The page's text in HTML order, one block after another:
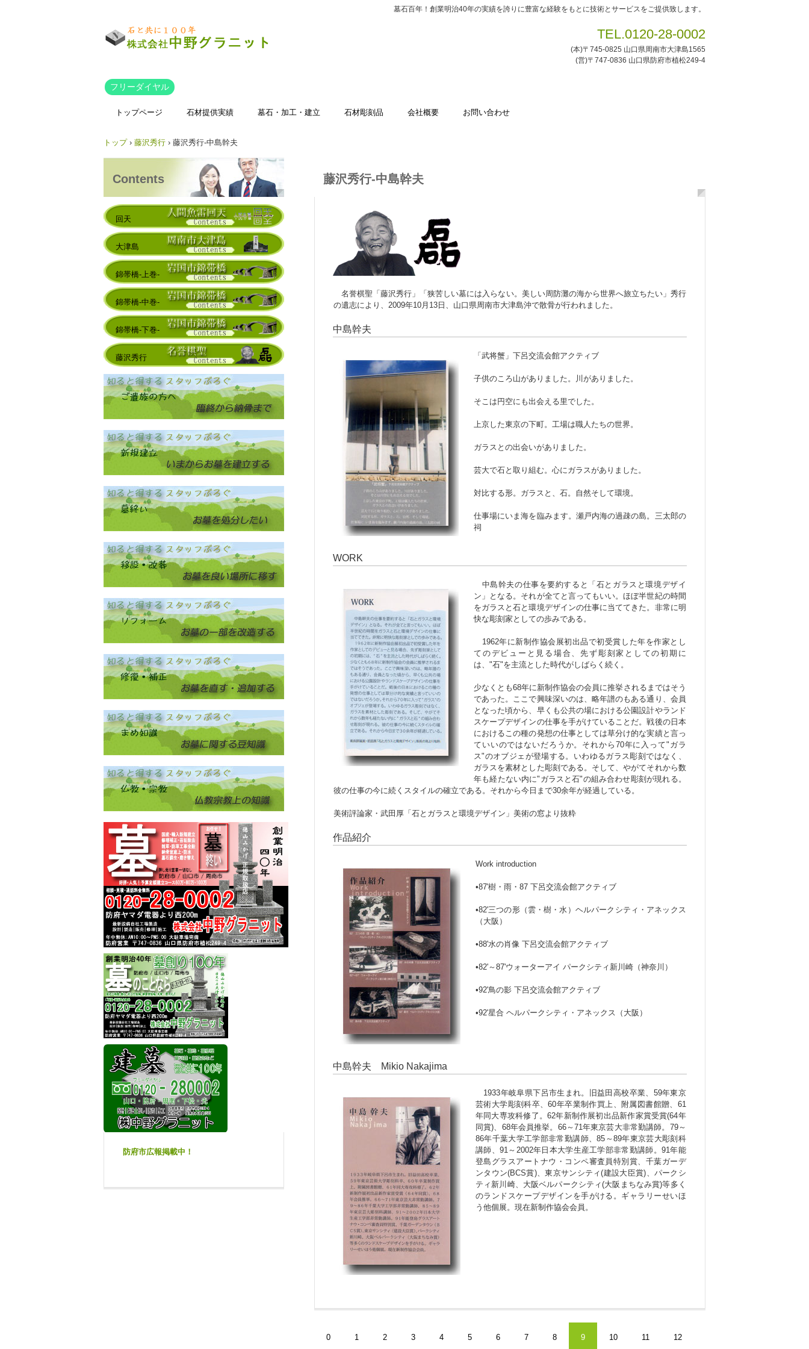
墓石百年！創業明治40年の実績を誇りに豊富な経験をもとに技術とサービスをご提供致します。
TEL.0120-28-0002
(本)〒745-0825 山口県周南市大津島1565
(営)〒747-0836 山口県防府市植松249-4
フリーダイヤル
トップページ 石材提供実績 墓石・加工・建立 石材彫刻品 会社概要 お問い合わせ
トップ › 藤沢秀行 › 藤沢秀行-中島幹夫
藤沢秀行-中島幹夫
名誉棋聖「藤沢秀行」「狭苦しい墓には入らない。美しい周防灘の海から世界へ旅立ちたい」秀行
の遺志により、2009年10月13日、山口県周南市大津島沖で散骨が行われました。
中島幹夫
「武将蟹」下呂交流会館アクティブ
子供のころ山がありました。川がありました。
そこは円空にも出会える里でした。
上京した東京の下町。工場は職人たちの世界。
ガラスとの出会いがありました。
芸大で石と取り組む。心にガラスがありました。
対比する形。ガラスと、石。自然そして環境。
仕事場にいま海を臨みます。瀬戸内海の過疎の島。三太郎の
祠
WORK
中島幹夫の仕事を要約すると「石とガラスと環境デザイ
ン」となる。それが全てと言ってもいい。ほぼ半世紀の時間
をガラスと石と環境デザインの仕事に当ててきた。非常に明
快な彫刻家としての歩みである。
1962年に新制作協会展初出品で初受賞した年を作家とし
てのデビューと見る場合、先ず彫刻家としての初期に
は、"石"を主流とした時代がしばらく続く。
少なくとも68年に新制作協会の会員に推挙されるまではそう
であった。ここで興味深いのは、略年譜のもある通り、会員
となった頃から、早くも公共の場における公園設計やランド
スケープデザインの仕事を手がけていることだ。戦後の日本
におけるこの種の発想の仕事としては草分け的な実績と言っ
ていいのではないだろうか。それから70年に入って"ガラ
ス"のオブジェが登場する。いわゆるガラス彫刻ではなく、
ガラスを素材とした彫刻である。そして、やがてそれから数
年も経たない内に"ガラスと石"の組み合わせ彫刻が現れる。
彼の仕事の今に続くスタイルの確立である。それから今日まで30余年が経過している。
美術評論家・武田厚「石とガラスと環境デザイン」美術の窓より抜粋
作品紹介
Work introduction
•87'樹・雨・87 下呂交流会館アクティブ
•82'三つの形（雲・樹・水）ヘルパークシティ・アネックス
（大阪）
•88'水の肖像 下呂交流会館アクティブ
•82'～87'ウォーターアイ パークシティ新川崎（神奈川）
•92'鳥の影 下呂交流会館アクティブ
•92'星合 ヘルパークシティ・アネックス（大阪）
中島幹夫 Mikio Nakajima
1933年岐阜県下呂市生まれ。旧益田高校卒業、59年東京
芸術大学彫刻科卒、60年卒業制作買上、附属図書館贈、61
年同大専攻科修了。62年新制作展初出品新作家賞受賞(64年
同賞)、68年会員推挙。66～71年東京芸大非常勤講師。79～
86年千葉大学工学部非常勤講師、85～89年東京芸大彫刻科
講師、91～2002年日本大学生産工学部非常勤講師。91年能
登島グラスアートナウ・コンペ審査員特別賞、千葉ガーデ
ンタウン(BCS賞)、東京サンシティ(建設大臣賞)、パークシ
ティ新川崎、大阪ベルパークシティ(大阪まちなみ賞)等多く
のランドスケープデザインを手がける。ギャラリーせいほ
う他個展。現在新制作協会会員。
0 1 2 3 4 5 6 7 8 9 10 11 12
Contents
回天
大津島
錦帯橋-上巻-
錦帯橋-中巻-
錦帯橋-下巻-
藤沢秀行
防府市広報掲載中！